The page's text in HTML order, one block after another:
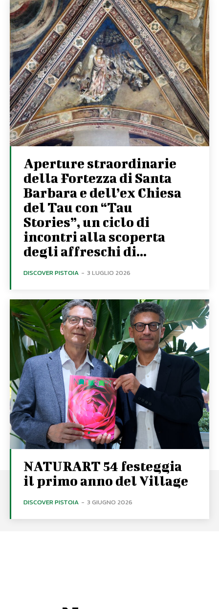
Aperture straordinarie
della Fortezza di Santa
Barbara e dell’ex Chiesa
del Tau con “Tau
Stories”, un ciclo di
incontri alla scoperta
degli affreschi di...
DISCOVER PISTOIA - 3 LUGLIO 2026
NATURART 54 festeggia
il primo anno del Village
DISCOVER PISTOIA - 3 GIUGNO 2026